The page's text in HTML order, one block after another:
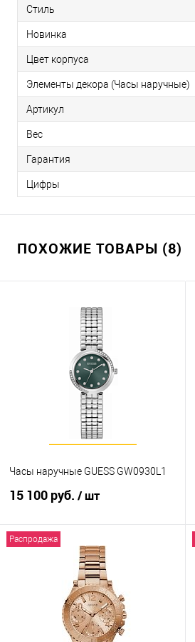
Стиль
Новинка
Цвет корпуса
Элементы декора (Часы наручные)
Артикул
Вес
Гарантия
Цифры
ПОХОЖИЕ ТОВАРЫ (8)
Часы наручные GUESS GW0930L1
15 100 руб. / шт
В корзину
Купить в 1 клик
К сравнению
В избранное
В наличии
Распродажа